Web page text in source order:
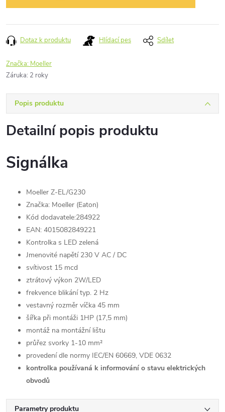
Dotaz k produktu Hlídací pes Sdílet
Značka: Moeller
Záruka: 2 roky
Popis produktu
Detailní popis produktu
Signálka
Moeller Z-EL/G230
Značka: Moeller (Eaton)
Kód dodavatele:284922
EAN: 4015082849221
Kontrolka s LED zelená
Jmenovité napětí 230 V AC / DC
svítivost 15 mcd
ztrátový výkon 2W/LED
frekvence blikání typ. 2 Hz
vestavný rozměr víčka 45 mm
šířka při montáži 1HP (17,5 mm)
montáž na montážní lištu
průřez svorky 1-10 mm²
provedení dle normy IEC/EN 60669, VDE 0632
kontrolka používaná k informování o stavu elektrických
obvodů
Parametry produktu